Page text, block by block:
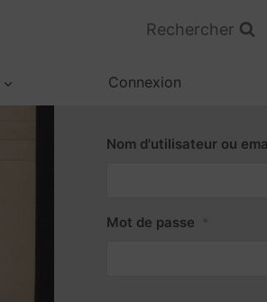
Rechercher
Connexion
Nom d'utilisateur ou
Mot de passe